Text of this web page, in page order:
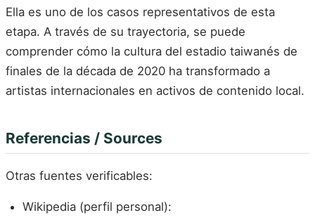
Ella es uno de los casos representativos de esta
etapa. A través de su trayectoria, se puede
comprender cómo la cultura del estadio taiwanés de
finales de la década de 2020 ha transformado a
artistas internacionales en activos de contenido local.
Referencias / Sources
Otras fuentes verificables:
Wikipedia (perfil personal):